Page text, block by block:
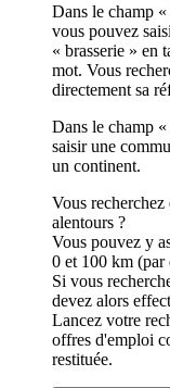
Dans le champ
vous pouvez
« brasserie » en
mot. Vous
directement sa
Dans le champ
saisir une
un continent.
Vous recherchez
alentours ?
Vous pouvez y
0 et 100 km (par
Si vous
devez alors
Lancez votre
offres d'emploi
restituée.